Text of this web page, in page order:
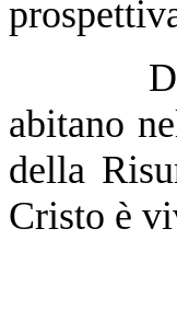
Di tutto
abitano
della
Cristo è